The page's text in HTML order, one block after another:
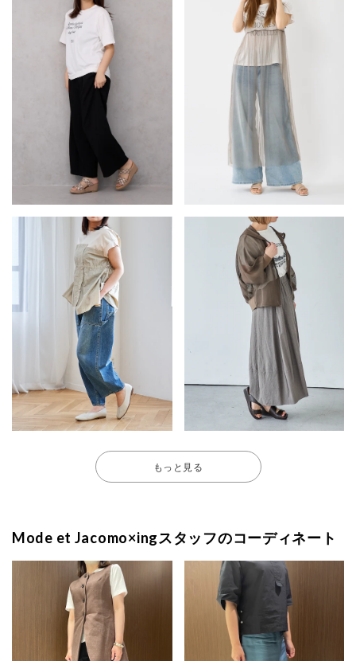
もっと見る
Mode et Jacomo×ingスタッフのコーディネート